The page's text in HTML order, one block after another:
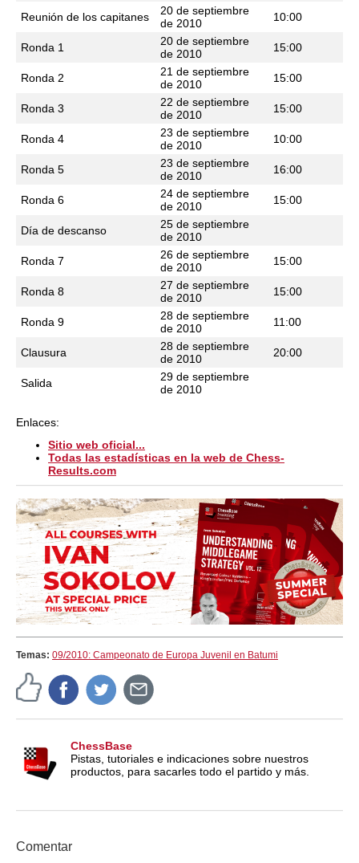
Reunión de los capitanes
20 de septiembre
de 2010
10:00
Ronda 1
20 de septiembre
de 2010
15:00
Ronda 2
21 de septiembre
de 2010
15:00
Ronda 3
22 de septiembre
de 2010
15:00
Ronda 4
23 de septiembre
de 2010
10:00
Ronda 5
23 de septiembre
de 2010
16:00
Ronda 6
24 de septiembre
de 2010
15:00
Día de descanso
25 de septiembre
de 2010
Ronda 7
26 de septiembre
de 2010
15:00
Ronda 8
27 de septiembre
de 2010
15:00
Ronda 9
28 de septiembre
de 2010
11:00
Clausura
28 de septiembre
de 2010
20:00
Salida
29 de septiembre
de 2010
Enlaces:
Sitio web oficial...
Todas las estadísticas en la web de Chess-
Results.com
Temas: 09/2010: Campeonato de Europa Juvenil en Batumi
ChessBase
Pistas, tutoriales e indicaciones sobre nuestros
productos, para sacarles todo el partido y más.
Comentar